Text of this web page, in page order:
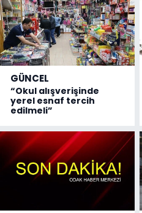
GÜNCEL
“Okul alışverişinde
yerel esnaf tercih
edilmeli”